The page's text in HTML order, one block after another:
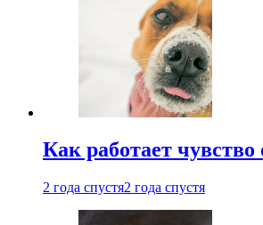
Как работает чувство
2 года спустя2 года спустя